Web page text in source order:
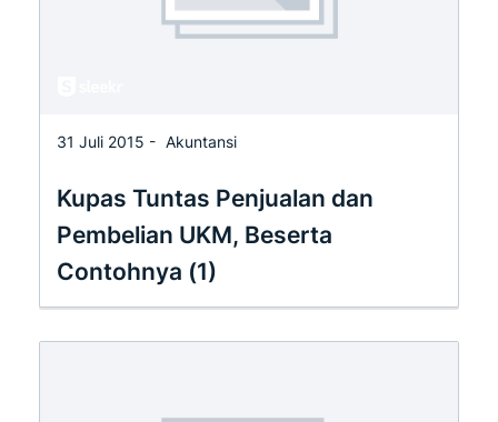
31 Juli 2015 - Akuntansi
Kupas Tuntas Penjualan dan
Pembelian UKM, Beserta
Contohnya (1)